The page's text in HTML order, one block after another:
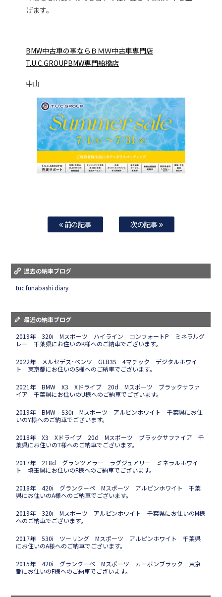
げます。
BMW中古車の事ならＢＭＷ中古車専門店
T.U.C.GROUPBMW専門船橋店
中山
前の記事 次の記事
過去の納車ブログ
tuc funabashi diary
最近の納車ブログ
2019年 320i Mスポーツ ハイライン コンフォートP ミネラルグ
レー 千葉県にお住いのK様へのご納車でございます。
2022年 メルセデス･ベンツ GLB35 4マチック デジタルホワイ
ト 東京都にお住いのS様へのご納車でございます。
2021年 BMW X3 Xドライブ 20d Mスポーツ ブラックサファ
イア 千葉県にお住いのU様へのご納車でございます。
2019年 BMW 530i Mスポーツ アルピンホワイト 千葉県にお住
いのY様へのご納車でございます。
2018年 X3 Xドライブ 20d Mスポーツ ブラックサファイア 千
葉県にお住いのT様へのご納車でございます。
2017年 218d グランツアラー ラグジュアリー ミネラルホワイ
ト 埼玉県にお住いのF様へのご納車でございます。
2018年 420i グランクーペ Mスポーツ アルピンホワイト 千葉
県にお住いのA様へのご納車でございます。
2019年 320i Mスポーツ アルピンホワイト 千葉県にお住いのM様
へのご納車でございます。
2017年 530i ツーリング Mスポーツ アルピンホワイト 千葉県
にお住いのA様へのご納車でございます。
2015年 420i グランクーペ Mスポーツ カーボンブラック 東京
都にお住いのF様へのご納車でございます。